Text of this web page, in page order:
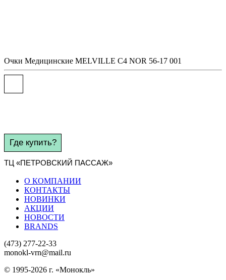
Очки Медицинские MELVILLE C4 NOR 56-17 001
Где купить?
ТЦ «ПЕТРОВСКИЙ ПАССАЖ»
О КОМПАНИИ
КОНТАКТЫ
НОВИНКИ
АКЦИИ
НОВОСТИ
BRANDS
(473) 277-22-33
monokl-vrn@mail.ru
© 1995-2026 г. «Монокль»